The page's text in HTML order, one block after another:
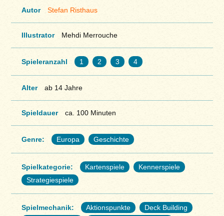
Autor Stefan Risthaus
Illustrator Mehdi Merrouche
Spieleranzahl 1 2 3 4
Alter ab 14 Jahre
Spieldauer ca. 100 Minuten
Genre: Europa Geschichte
Spielkategorie: Kartenspiele
Kennerspiele
Strategiespiele
Spielmechanik: Aktionspunkte
Deck Building